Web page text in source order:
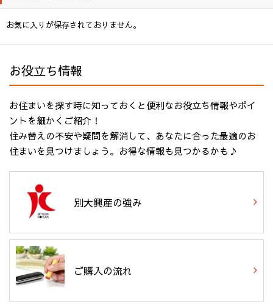
お気に入りが保存されておりません。
お役立ち情報
お住まいを探す時に知っておくと便利なお役立ち情報やポイ
ントを細かくご紹介！
住み替えの不安や疑問を解消して、あなたに合った最適のお
住まいを見つけましょう。お得な情報も見つかるかも♪
別大興産の強み
ご購入の流れ